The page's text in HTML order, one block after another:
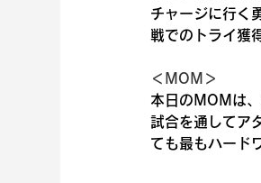
チャージに行く
戦でのトライ獲
＜MOM＞
本日のMOMは、
試合を通してア
ても最もハード